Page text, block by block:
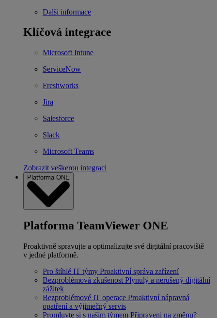
Další informace
Klíčová integrace
Microsoft Intune
ServiceNow
Freshworks
Jira
Salesforce
Slack
Microsoft Teams
Zobrazit veškerou integraci
Platforma ONE
Platforma TeamViewer ONE
Proaktivně spravujte a optimalizujte své digitální pracoviště
v jedné platformě.
Pro štíhlé IT týmy Proaktivní správa zařízení
Bezproblémová zkušenost Plynulý a nerušený digitální
zážitek
Bezproblémové IT operace Proaktivní nápravná
opatření a výjimečný servis
Promluvte si s naším týmem Připraveni na změnu?